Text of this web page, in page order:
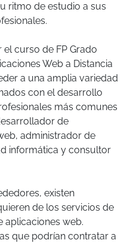
ritmo de estudio a sus
curso de FP Grado
Web a Distancia
a una amplia variedad
con el desarrollo
más comunes
de
administrador de
informática y consultor
existen
de los servicios de
aplicaciones web.
que podrían contratar a